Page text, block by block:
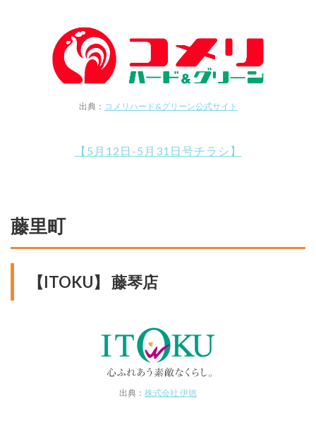
出典： コメリハード&グリーン公式サイト
【5月12日-5月31日号チラシ】
藤里町
【ITOKU】 藤琴店
出典： 株式会社 伊徳